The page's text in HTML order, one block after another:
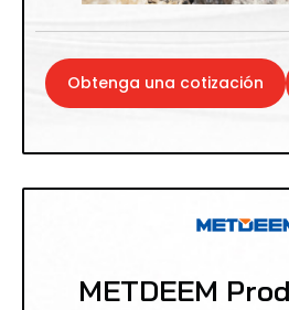
Obtenga una cotización
METDEEM